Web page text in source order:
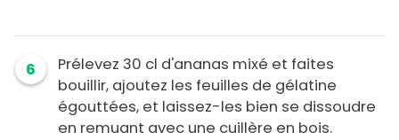
6
Prélevez 30 cl d'ananas mixé et faites
bouillir, ajoutez les feuilles de gélatine
égouttées, et laissez-les bien se dissoudre
en remuant avec une cuillère en bois.